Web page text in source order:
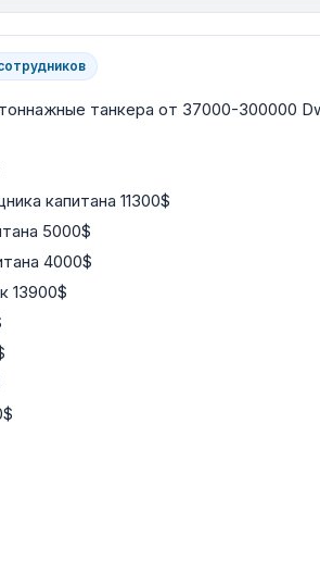
танкера от 37000-300000
капитана 11300$
5000$
4000$
13900$